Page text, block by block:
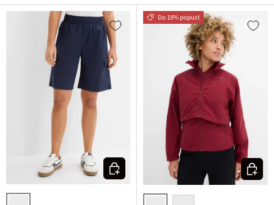
Izberi varianto
Do 19% popust
Izberi